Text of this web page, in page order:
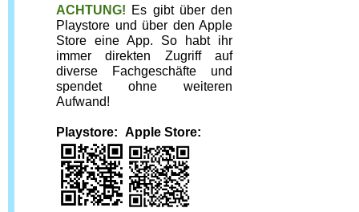
ACHTUNG! Es gibt über den
Playstore und über den Apple
Store eine App. So habt ihr
immer direkten Zugriff auf
diverse Fachgeschäfte und
spendet ohne weiteren
Aufwand!
Playstore: Apple Store: